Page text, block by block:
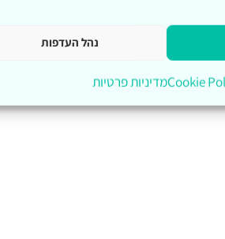
נהל העדפות
Cookieמדיניות פרטיות